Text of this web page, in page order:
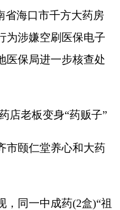
省海口市千方大药房
为涉嫌空刷医保电子
医保局进一步核查处
老板变身“药贩子”
颐仁堂养心和大药
同一中成药(2盒)“祖